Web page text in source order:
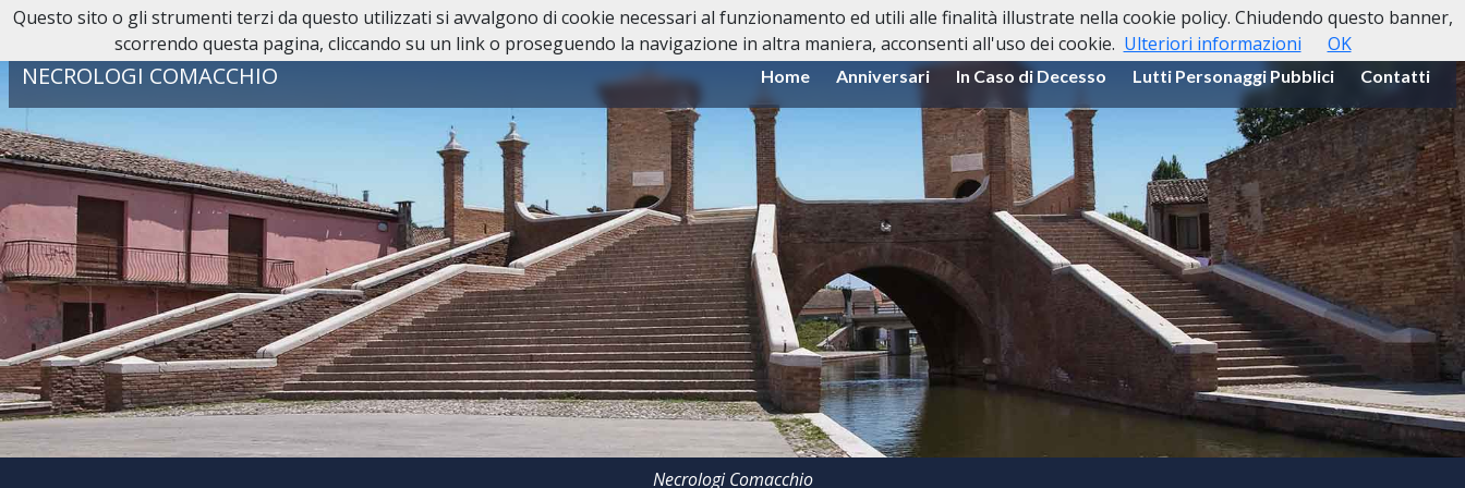
Reperibilità H24: 0533 31 31 31
NECROLOGI COMACCHIO Home Anniversari In Caso di Decesso Lutti Personaggi Pubblici Contatti
Necrologi Comacchio
Questo sito o gli strumenti terzi da questo utilizzati si avvalgono di cookie necessari al funzionamento ed utili alle finalità illustrate nella cookie policy. Chiudendo questo banner,
scorrendo questa pagina, cliccando su un link o proseguendo la navigazione in altra maniera, acconsenti all'uso dei cookie. Ulteriori informazioni OK